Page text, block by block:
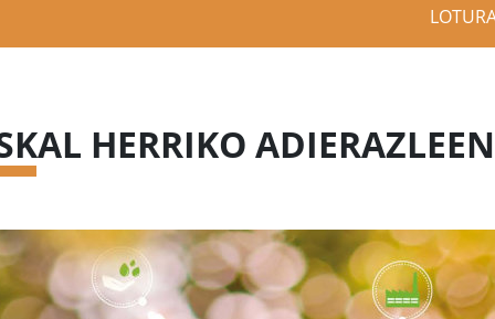
HERRIKO